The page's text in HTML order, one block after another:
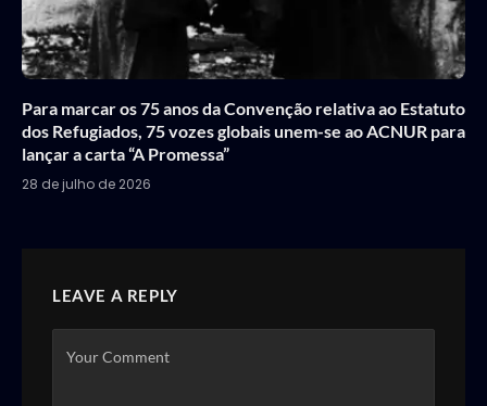
Para marcar os 75 anos da Convenção relativa ao Estatuto
dos Refugiados, 75 vozes globais unem-se ao ACNUR para
lançar a carta “A Promessa”
28 de julho de 2026
LEAVE A REPLY